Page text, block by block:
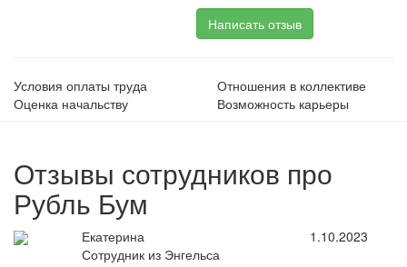
Написать отзыв
Условия оплаты труда
Отношения в коллективе
Оценка начальству
Возможность карьеры
Отзывы сотрудников про
Рубль Бум
Екатерина
Сотрудник из Энгельса
1.10.2023